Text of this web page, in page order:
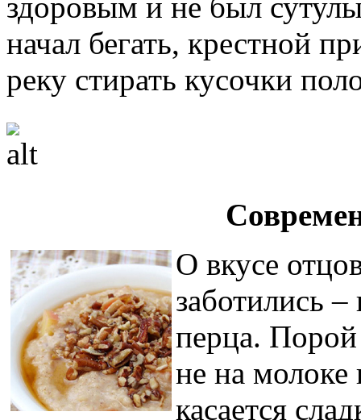
начал бегать, крестной
реку стирать кусочки
О вкусе
заботились
перца.
не на молоке
касается